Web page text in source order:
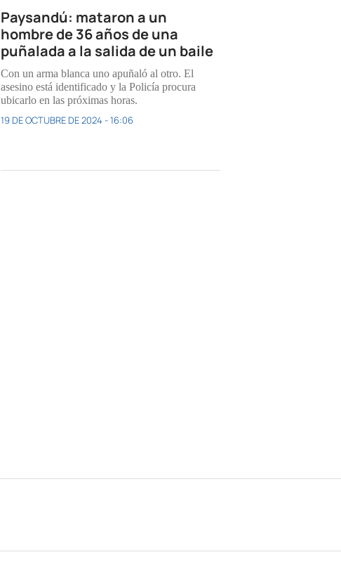
Paysandú: mataron a un
hombre de 36 años de una
puñalada a la salida de un baile
Con un arma blanca uno apuñaló al otro. El
asesino está identificado y la Policía procura
ubicarlo en las próximas horas.
19 DE OCTUBRE DE 2024 - 16:06